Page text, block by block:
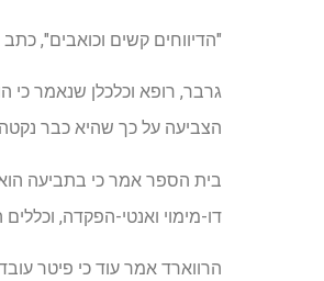
"הדיווחים קשים וכואבים",
גרבר, רופא וכלכלן שנאמר
הצביעה על כך שהיא כבר
בית הספר אמר כי בתביעה
דו-מימוי ואנטי-הפקדה,
הרווארד אמר עוד כי פיטר